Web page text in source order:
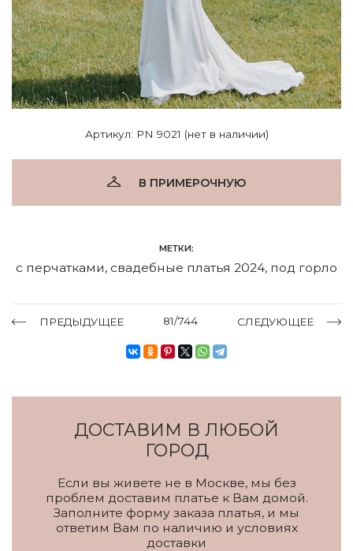
Артикул: PN 9021 (нет в наличии)
В ПРИМЕРОЧНУЮ
МЕТКИ:
с перчатками, свадебные платья 2024, под горло
ПРЕДЫДУЩЕЕ 81/744 СЛЕДУЮЩЕЕ
ДОСТАВИМ В ЛЮБОЙ
ГОРОД
Если вы живете не в Москве, мы без
проблем доставим платье к Вам домой.
Заполните форму заказа платья, и мы
ответим Вам по наличию и условиях
доставки